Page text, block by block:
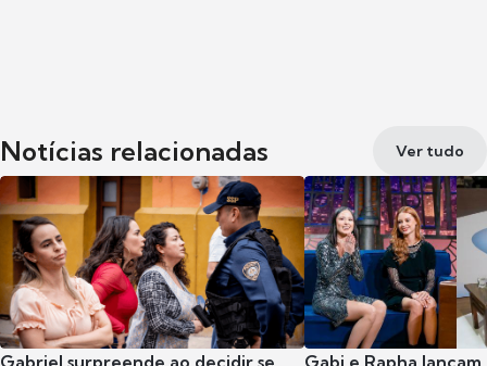
Notícias relacionadas Ver tudo